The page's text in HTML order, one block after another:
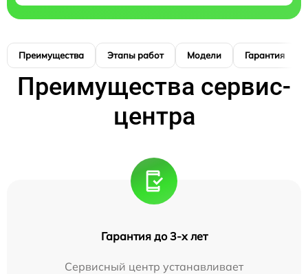
Преимущества Этапы работ Модели Гарантия
Преимущества сервис-
центра
Гарантия до 3-х лет
Сервисный центр устанавливает